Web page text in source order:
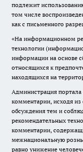
подлежит
том числе
как с письменного
«На информационном
технологии
информации на основе
относящихся к
находящихся на
Администрация портала
комментарии, исходя из
обсуждения тем и
рекомендательных
комментарии,
межнациональную
равно унижение